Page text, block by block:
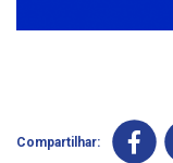
Compartilhar: